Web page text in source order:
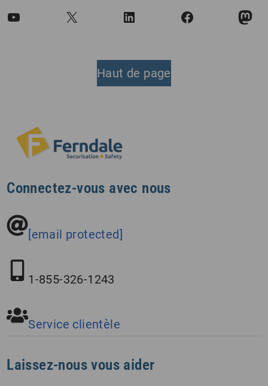
YouTube X LinkedIn Facebook
Haut de page
Connectez-vous avec nous
[email protected]
1-855-326-1243
Service clientèle
Laissez-nous vous aider